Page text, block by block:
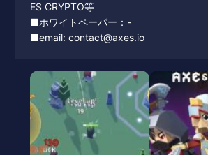
ES CRYPTO等
■ホワイトペーパー：-
■email: contact@axes.io